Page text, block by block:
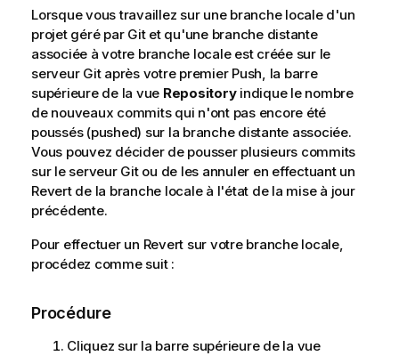
Lorsque vous travaillez sur une branche locale d'un
projet géré par Git et qu'une branche distante
associée à votre branche locale est créée sur le
serveur Git après votre premier Push, la barre
supérieure de la vue Repositoryindique le nombre
de nouveaux commits qui n'ont pas encore été
poussés (pushed) sur la branche distante associée.
Vous pouvez décider de pousser plusieurs commits
sur le serveur Git ou de les annuler en effectuant un
Revert de la branche locale à l'état de la mise à jour
précédente.
Pour effectuer un Revert sur votre branche locale,
procédez comme suit :
Procédure
Cliquez sur la barre supérieure de la vue